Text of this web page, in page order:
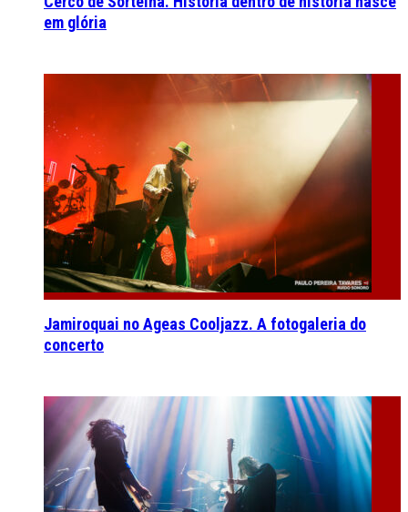
em glória
Jamiroquai no Ageas Cooljazz. A fotogaleria do
concerto